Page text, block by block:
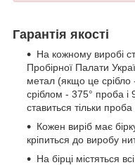
Гарантія якості
На кожному виробі
Пробірної Палати
метал (якщо це срібло
сріблом - 375° проба
ставиться тільки
Кожен виріб має
кріпиться до виробу
На бірці містяться